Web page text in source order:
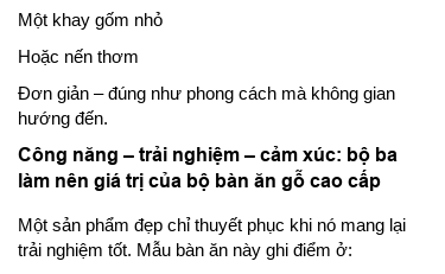
Một khay gốm nhỏ
Hoặc nến thơm
Đơn giản – đúng như phong cách mà không gian
hướng đến.
Công năng – trải nghiệm – cảm xúc: bộ ba
làm nên giá trị của bộ bàn ăn gỗ cao cấp
Một sản phẩm đẹp chỉ thuyết phục khi nó mang lại
trải nghiệm tốt. Mẫu bàn ăn này ghi điểm ở: